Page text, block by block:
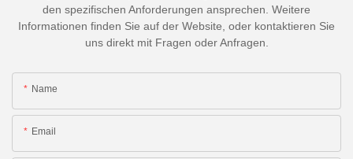
den spezifischen Anforderungen ansprechen. Weitere
Informationen finden Sie auf der Website, oder kontaktieren Sie
uns direkt mit Fragen oder Anfragen.
Name
Email